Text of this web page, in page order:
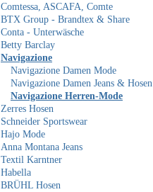
Comtessa, ASCAFA, Comte
BTX Group - Brandtex & Share
Conta - Unterwäsche
Betty Barclay
Navigazione
Navigazione Damen Mode
Navigazione Damen Jeans & Hosen
Navigazione Herren-Mode
Zerres Hosen
Schneider Sportswear
Hajo Mode
Anna Montana Jeans
Textil Karntner
Habella
BRÜHL Hosen